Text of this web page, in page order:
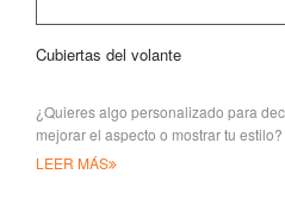
Cubiertas del volante
¿Quieres algo personalizado para
mejorar el aspecto o mostrar tu
tLEER MÁS